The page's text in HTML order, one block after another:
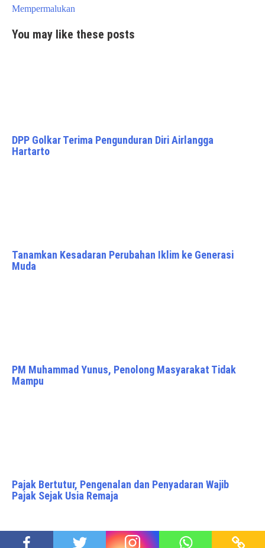
Mempermalukan
You may like these posts
DPP Golkar Terima Pengunduran Diri Airlangga
Hartarto
Tanamkan Kesadaran Perubahan Iklim ke Generasi
Muda
PM Muhammad Yunus, Penolong Masyarakat Tidak
Mampu
Pajak Bertutur, Pengenalan dan Penyadaran Wajib
Pajak Sejak Usia Remaja